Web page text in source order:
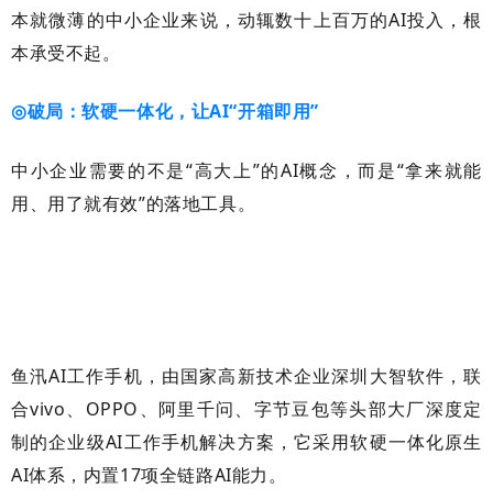
本就微薄的中小企业来说，动辄数十上百万的AI投入，根
本承受不起。
◎破局：软硬一体化，让AI“开箱即用”
中小企业需要的不是“高大上”的AI概念，而是“拿来就能
用、用了就有效”的落地工具。
鱼汛AI工作手机，由国家高新技术企业深圳大智软件，联
合vivo、 OPPO 、阿里千问、字节豆包等头部大厂深度定
制的企业级AI工作手机解决方案，它采用软硬一体化原生
AI体系，内置17项全链路AI能力。